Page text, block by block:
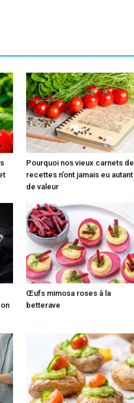
Pourquoi nos vieux carnets de
recettes n’ont jamais eu autant
de valeur
Œufs mimosa roses à la
betterave